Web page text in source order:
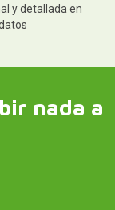
y detallada en
nada a